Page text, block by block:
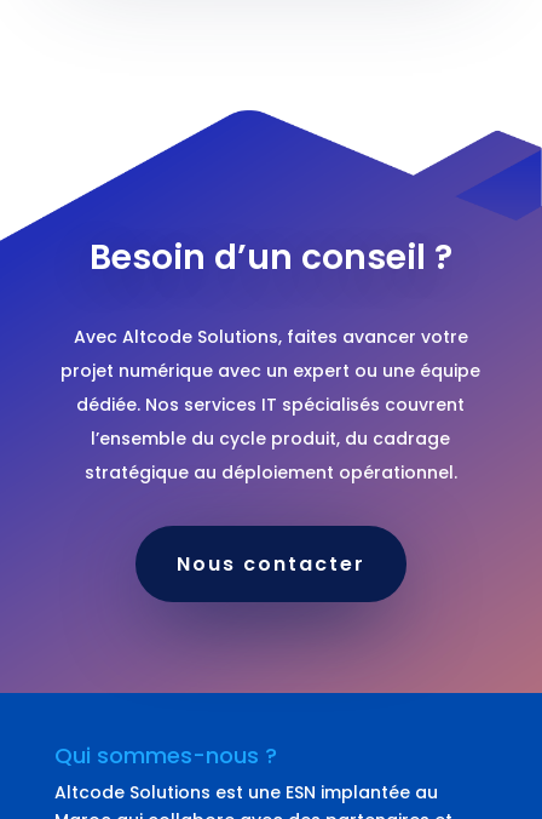
Besoin d’un conseil ?
Avec Altcode Solutions, faites avancer votre
projet numérique avec un expert ou une équipe
dédiée. Nos services IT spécialisés couvrent
l’ensemble du cycle produit, du cadrage
stratégique au déploiement opérationnel.
Nous contacter
Qui sommes-nous ?
Altcode Solutions est une ESN implantée au